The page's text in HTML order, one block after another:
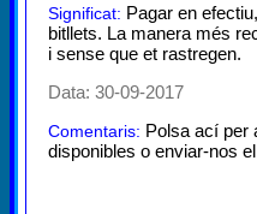
Significat: Pagar en
bitllets. La manera més
i sense que et rastregen.
Data: 30-09-2017
Comentaris: Polsa ací per
disponibles o enviar-nos